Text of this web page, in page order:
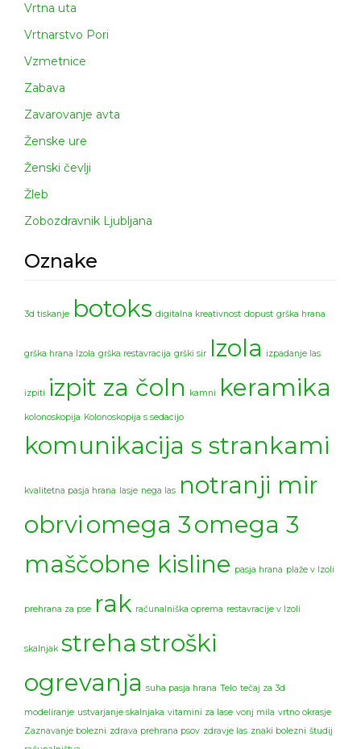
Vrtna uta
Vrtnarstvo Pori
Vzmetnice
Zabava
Zavarovanje avta
Ženske ure
Ženski čevlji
Žleb
Zobozdravnik Ljubljana
Oznake
3d tiskanje botoks digitalna kreativnost dopust grška hrana
grška hrana Izola grška restavracija grški sir Izola izpadanje las
izpiti izpit za čoln kamni keramika
kolonoskopija Kolonoskopija s sedacijo
komunikacija s strankami
kvalitetna pasja hrana lasje nega las notranji mir
obrvi omega 3omega 3
maščobne kisline pasja hrana plaže v Izoli
prehrana za pse rak računalniška oprema restavracije v Izoli
skalnjak streha stroški
ogrevanja suha pasja hrana Telo tečaj za 3d
modeliranje ustvarjanje skalnjaka vitamini za lase vonj mila vrtno okrasje
Zaznavanje bolezni zdrava prehrana psov zdravje las znaki bolezni študij